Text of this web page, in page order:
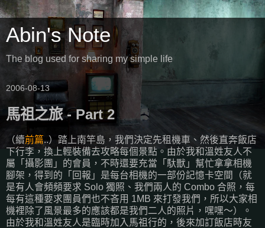
Abin's Note
The blog used for sharing my simple life
2006-08-13
馬祖之旅 - Part 2
（續前篇..）踏上南竿島，我們決定先租機車、然後直奔飯店
下行李，換上輕裝備去攻略每個景點。由於我和溫姓友人不
屬「攝影團」的會員，不時還要充當「馱獸」幫忙拿拿相機
腳架，得到的「回報」是每台相機的一部份記憶卡空間（就
是有人會頻頻要求 Solo 獨照、我們兩人的 Combo 合照，每
每有這種要求團員們也不吝用 1MB 來打發我們，所以大家相
機裡除了風景最多的應該都是我們二人的照片，嘿嘿～）。
由於我和溫姓友人是臨時加入馬祖行的，後來加訂飯店時友